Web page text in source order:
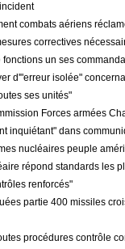
combats aériens
correctives
fonctions un ses
d'"erreur isolée"
ses unités"
Forces armées
inquiétant" dans
nucléaires peuple
répond standards les
renforcés"
partie 400 missiles
procédures contrôle